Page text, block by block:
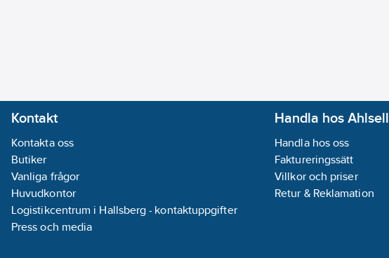
Kontakt
Kontakta oss
Butiker
Vanliga frågor
Huvudkontor
Logistikcentrum i Hallsberg - kontaktuppgifter
Press och media
Handla hos Ahlsell
Handla hos oss
Faktureringssätt
Villkor och priser
Retur & Reklamation